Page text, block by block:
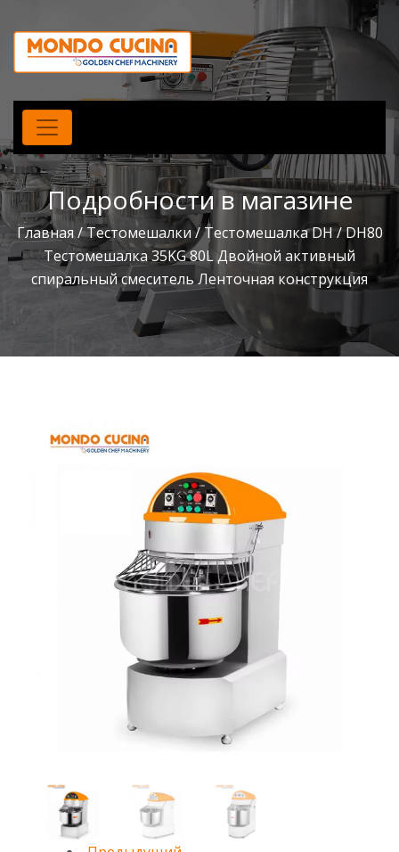
Подробности в магазине
Главная/Тестомешалки/Тестомешалка DH/ DH80
Тестомешалка 35KG 80L Двойной активный
спиральный смеситель Ленточная конструкция